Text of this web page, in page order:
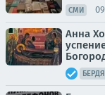
СМИ
Анна